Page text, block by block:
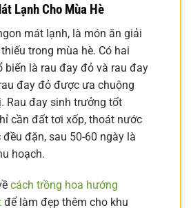
Lạnh Cho Mùa Hè
mát lạnh, là món ăn giải
trong mùa hè. Có hai
biến là rau đay đỏ và rau đay
đay đỏ được ưa chuộng
Rau đay sinh trưởng tốt
cần đất tơi xốp, thoát nước
đặn, sau 50-60 ngày là
hoạch.
cách trồng hoa hướng
để làm đẹp thêm cho khu